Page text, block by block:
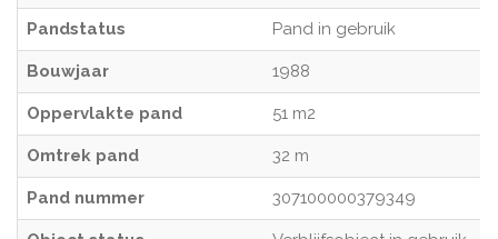
Pandstatus Pand in gebruik
Bouwjaar 1988
Oppervlakte pand 51 m2
Omtrek pand 32 m
Pand nummer 307100000379349